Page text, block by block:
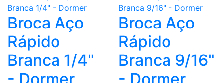
Broca Aço
Rápido
Branca 1/4"
- Dormer
Broca Aço
Rápido
Branca 9/16"
- Dormer